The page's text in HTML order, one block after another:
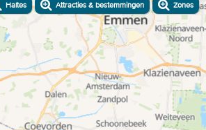
Haltes Attracties & bestemmingen Zones